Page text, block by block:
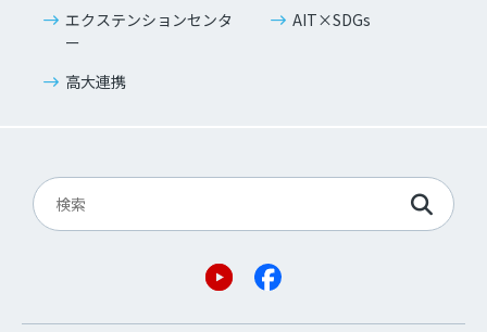
エクステンションセンタ
ー
AIT×SDGs
高大連携